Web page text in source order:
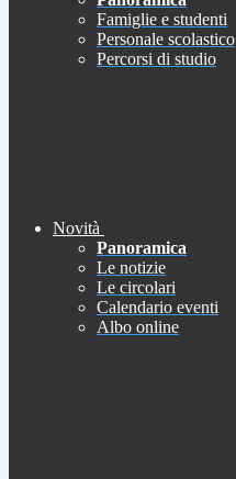
Famiglie e studenti
Personale scolastico
Percorsi di studio
Novità
Panoramica
Le notizie
Le circolari
Calendario eventi
Albo online